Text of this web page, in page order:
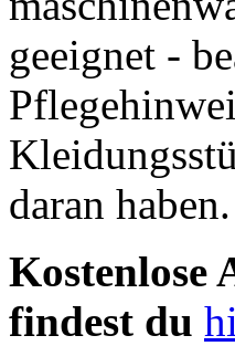
geeignet -
daran haben.
Kostenlose
findest du